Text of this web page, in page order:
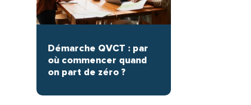
Démarche QVCT : par
où commencer quand
on part de zéro ?